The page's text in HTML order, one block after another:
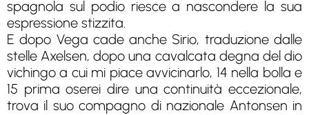
spagnola sul podio riesce a nascondere la sua
espressione stizzita.
E dopo Vega cade anche Sirio, traduzione dalle
stelle Axelsen, dopo una cavalcata degna del dio
vichingo a cui mi piace avvicinarlo, 14 nella bolla e
15 prima oserei dire una continuità eccezionale,
trova il suo compagno di nazionale Antonsen in